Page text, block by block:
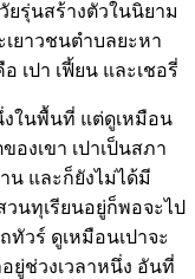
ยรุ่นสร้างตัวในนิยาม
ยาวชนตำบลยะหา
เปา เฟี้ยน และเชอรี่
งในพื้นที่ แต่ดูเหมือน
งเขา เปาเป็นสภา
น และก็ยังไม่ได้มี
นทุเรียนอยู่ก็พอจะไป
ทัวร์ ดูเหมือนเปาจะ
ยู่ช่วงเวลาหนึ่ง อันที่